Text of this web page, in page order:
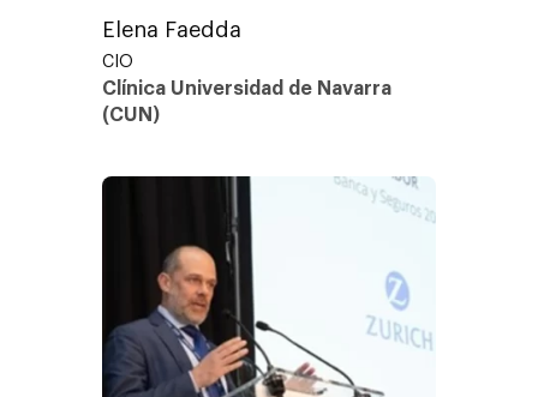
Elena Faedda
CIO
Clínica Universidad de Navarra
(CUN)